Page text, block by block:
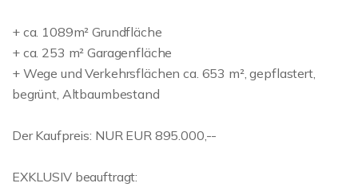
+ ca. 1089m² Grundfläche
+ ca. 253 m² Garagenfläche
+ Wege und Verkehrsflächen ca. 653 m², gepflastert,
begrünt, Altbaumbestand
Der Kaufpreis: NUR EUR 895.000,--
EXKLUSIV beauftragt: